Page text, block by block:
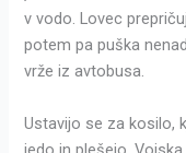
v vodo. Lovec
potem pa puška
vrže iz avtobusa.
Ustavijo se za kosilo,